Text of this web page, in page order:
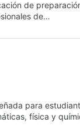
de
de…
para
física y